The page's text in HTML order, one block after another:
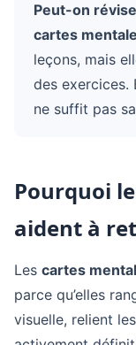
Peut-on
cartes
leçons, mais
des exercices.
ne suffit pas
Pourquoi
aident à
Les cartes
parce qu’elles
visuelle, relient